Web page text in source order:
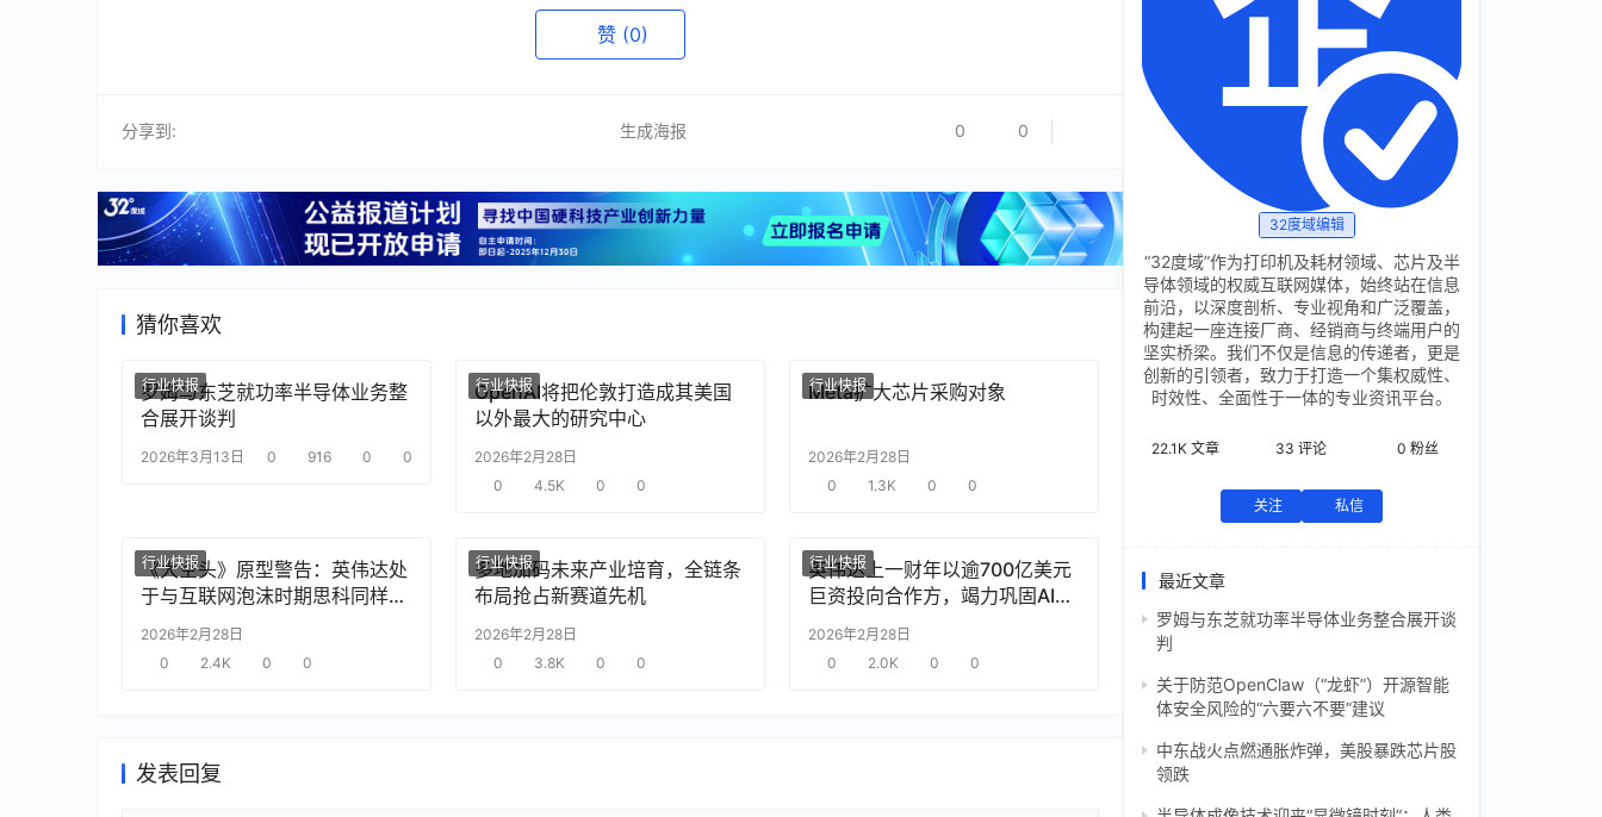
赞 (0)
分享到: 生成海报 0 0
猜你喜欢
行业快报
罗姆与东芝就功率半导体业务整
合展开谈判
2026年3月13日 0 916 0 0
行业快报
OpenAI将把伦敦打造成其美国
以外最大的研究中心
2026年2月28日
0
4.5K 0 0
行业快报
Meta扩大芯片采购对象
2026年2月28日
0
1.3K 0 0
行业快报
《大空头》原型警告：英伟达处
于与互联网泡沫时期思科同样的
“危险境地”
2026年2月28日
0
2.4K 0 0
行业快报
多地加码未来产业培育，全链条
布局抢占新赛道先机
2026年2月28日
0
3.8K 0 0
行业快报
英伟达上一财年以逾700亿美元
巨资投向合作方，竭力巩固AI芯
片需求
2026年2月28日
0
2.0K 0 0
发表回复
32度域编辑
“32度域”作为打印机及耗材领域、芯片及半
导体领域的权威互联网媒体，始终站在信息
前沿，以深度剖析、专业视角和广泛覆盖，
构建起一座连接厂商、经销商与终端用户的
坚实桥梁。我们不仅是信息的传递者，更是
创新的引领者，致力于打造一个集权威性、
时效性、全面性于一体的专业资讯平台。
22.1K 文章 33 评论 0 粉丝
关注 私信
最近文章
罗姆与东芝就功率半导体业务整合展开谈
判
关于防范OpenClaw（“龙虾”）开源智能
体安全风险的“六要六不要”建议
中东战火点燃通胀炸弹，美股暴跌芯片股
领跌